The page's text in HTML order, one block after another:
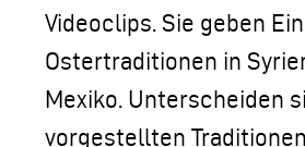
Videoclips. Sie geben
Ostertraditionen in
Mexiko. Unterscheiden
vorgestellten